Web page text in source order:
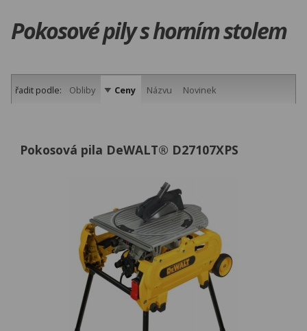
Pokosové pily s horním stolem
řadit podle: Obliby Ceny Názvu Novinek
Pokosová pila DeWALT® D27107XPS